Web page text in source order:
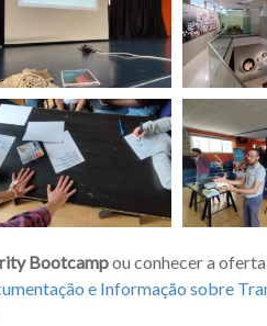
Bootcampou conhecer a
e Informação sobre